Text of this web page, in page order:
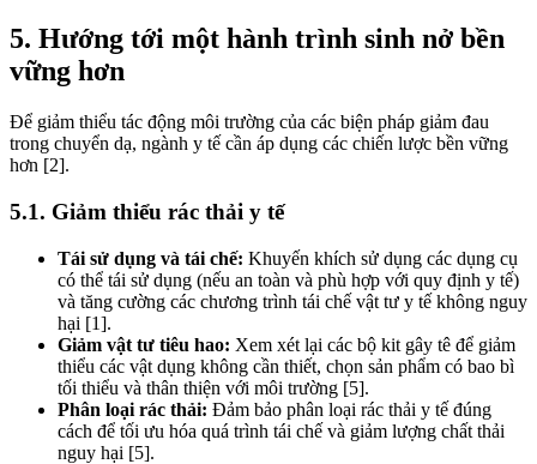
5. Hướng tới một hành trình sinh nở bền
vững hơn
Để giảm thiểu tác động môi trường của các biện pháp giảm đau
trong chuyển dạ, ngành y tế cần áp dụng các chiến lược bền vững
hơn [2].
5.1. Giảm thiểu rác thải y tế
Tái sử dụng và tái chế: Khuyến khích sử dụng các dụng cụ
có thể tái sử dụng (nếu an toàn và phù hợp với quy định y tế)
và tăng cường các chương trình tái chế vật tư y tế không nguy
hại [1].
Giảm vật tư tiêu hao: Xem xét lại các bộ kit gây tê để giảm
thiểu các vật dụng không cần thiết, chọn sản phẩm có bao bì
tối thiểu và thân thiện với môi trường [5].
Phân loại rác thải: Đảm bảo phân loại rác thải y tế đúng
cách để tối ưu hóa quá trình tái chế và giảm lượng chất thải
nguy hại [5].